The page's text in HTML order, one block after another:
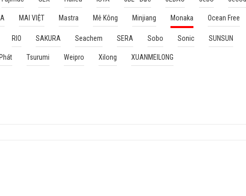
Kiến thức chăm sóc bể cá cảnh
MAI VIỆT Mastra Mê Kông Minjiang Monaka Ocean Free
RIO SAKURA Seachem SERA Sobo Sonic SUNSUN
Tsurumi Weipro Xilong XUANMEILONG